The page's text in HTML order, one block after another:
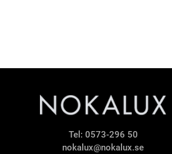
Tel: 0573-296 50
nokalux@nokalux.se